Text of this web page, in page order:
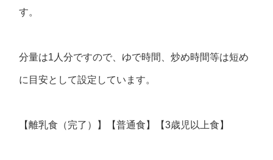
す。
分量は1人分ですので、ゆで時間、炒め時間等は短め
に目安として設定しています。
【離乳食（完了）】【普通食】【3歳児以上食】